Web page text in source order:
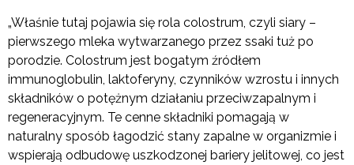
„Właśnie tutaj pojawia się rola colostrum, czyli siary –
pierwszego mleka wytwarzanego przez ssaki tuż po
porodzie. Colostrum jest bogatym źródłem
immunoglobulin, laktoferyny, czynników wzrostu i innych
składników o potężnym działaniu przeciwzapalnym i
regeneracyjnym. Te cenne składniki pomagają w
naturalny sposób łagodzić stany zapalne w organizmie i
wspierają odbudowę uszkodzonej bariery jelitowej, co jest